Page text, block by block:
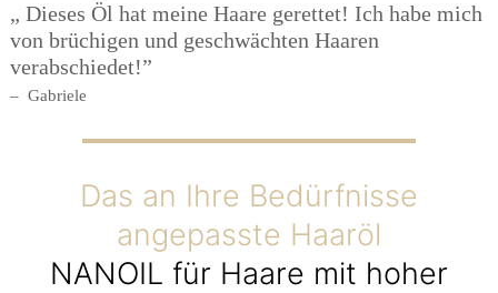
„ Dieses Öl hat meine Haare gerettet! Ich habe mich
von brüchigen und geschwächten Haaren
verabschiedet!”
Gabriele
Das an Ihre Bedürfnisse
angepasste Haaröl
NANOIL für Haare mit hoher